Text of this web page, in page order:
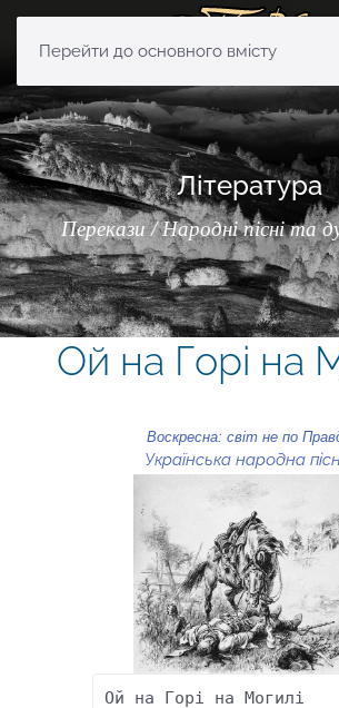
Перейти до основного вмісту
Література
Перекази / Народні пісні та
Ой на Горі на
Воскресна: світ не по
Українська народна
Ой на Горі на Могилі